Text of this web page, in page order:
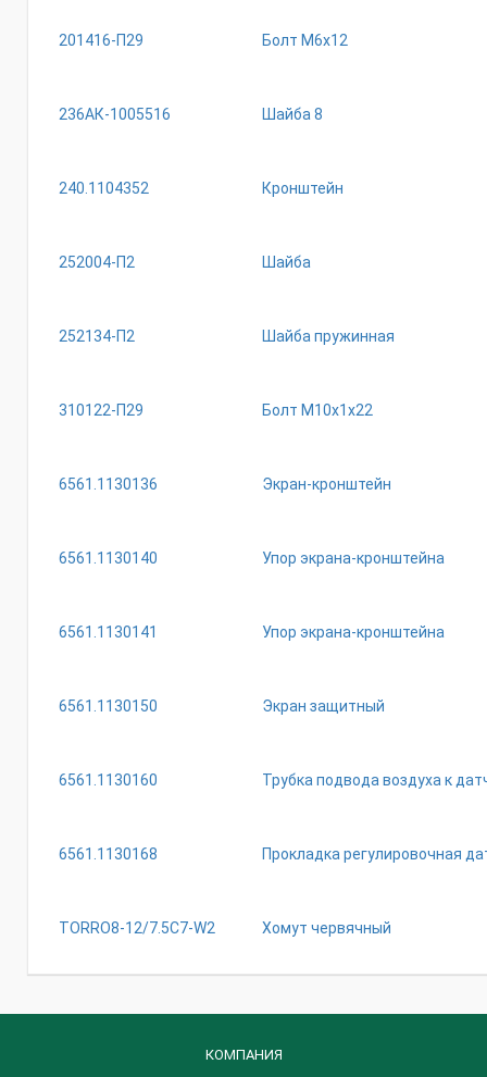
201416-П29 Болт М6х12
236АК-1005516 Шайба 8
240.1104352 Кронштейн
252004-П2 Шайба
252134-П2 Шайба пружинная
310122-П29 Болт М10х1х22
6561.1130136 Экран-кронштейн
6561.1130140 Упор экрана-кронштейна
6561.1130141 Упор экрана-кронштейна
6561.1130150 Экран защитный
6561.1130160 Трубка подвода воздуха к
6561.1130168 Прокладка регулировочная
ТОRRО8-12/7.5С7-W2 Хомут червячный
КОМПАНИЯ